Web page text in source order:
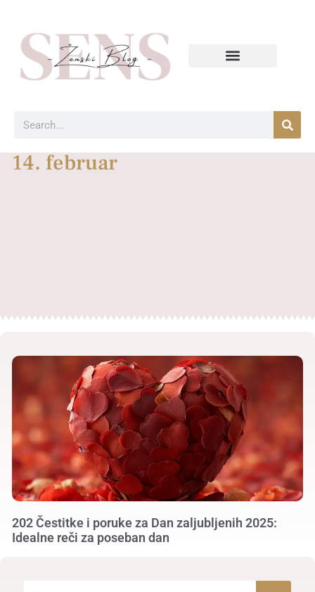
14. februar
202 Čestitke i poruke za Dan zaljubljenih 2025:
Idealne reči za poseban dan